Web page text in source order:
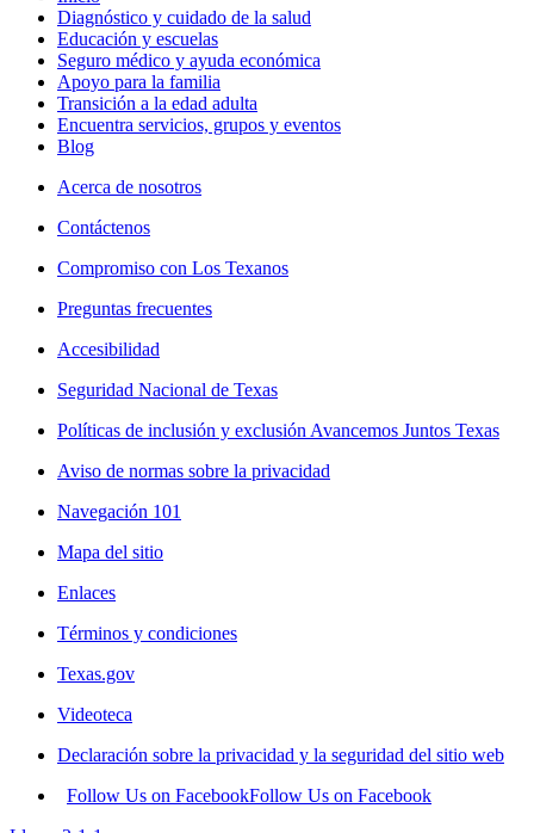
Diagnóstico y cuidado de la salud
Educación y escuelas
Seguro médico y ayuda económica
Apoyo para la familia
Transición a la edad adulta
Encuentra servicios, grupos y eventos
Blog
Acerca de nosotros
Contáctenos
Compromiso con Los Texanos
Preguntas frecuentes
Accesibilidad
Seguridad Nacional de Texas
Políticas de inclusión y exclusión Avancemos Juntos Texas
Aviso de normas sobre la privacidad
Navegación 101
Mapa del sitio
Enlaces
Términos y condiciones
Texas.gov
Videoteca
Declaración sobre la privacidad y la seguridad del sitio web
Follow Us on FacebookFollow Us on Facebook